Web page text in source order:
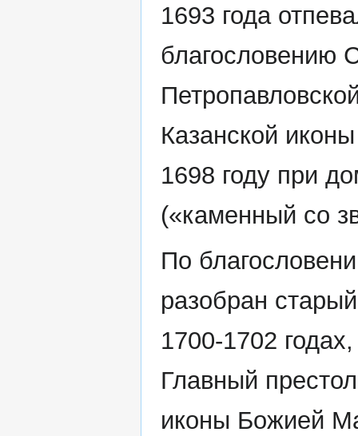
1693 года
благословению
Казанской
1698 году при
(«каменный со
По
разобран
1700-1702
Главный
иконы Божией